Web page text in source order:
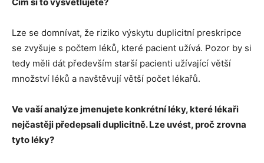
Lze se domnívat, že riziko výskytu duplicitní preskripce
se zvyšuje s počtem léků, které pacient užívá. Pozor by si
tedy měli dát především starší pacienti užívající větší
množství léků a navštěvují větší počet lékařů.
Ve vaší analýze jmenujete konkrétní léky, které lékaři
nejčastěji předepsali duplicitně. Lze uvést, proč zrovna
tyto léky?